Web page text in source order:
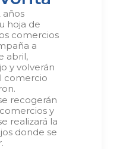
años
hoja de
comercios
a
abril,
y volverán
comercio
recogerán
y
realizará la
donde se